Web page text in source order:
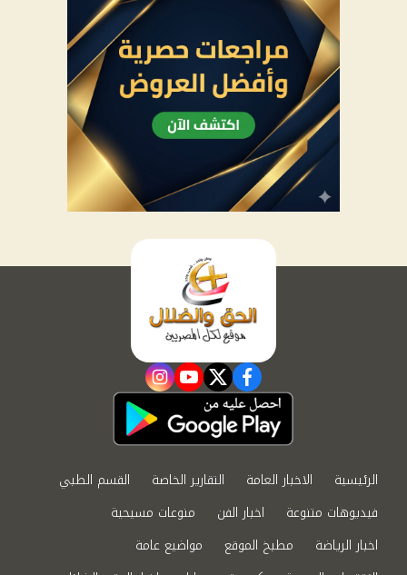
facebook
twitter
youtube
instagram
الرئيسية الاخبار العامة التقارير الخاصة
القسم الطبي
فيديوهات متنوعة
اخبار الفن
منوعات مسيحية
اخبار الرياضة
مطبخ الموقع
مواضيع عامة